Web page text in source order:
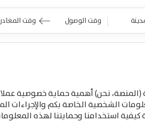
Navigate
forward
calendar
and
select
a
Navigate
backward
calendar
and
select
a
نحن) أهمية حماية خصوصية
الشخصية الخاصة بكم والإجراءات
استخدامنا وحمايتنا لهذه